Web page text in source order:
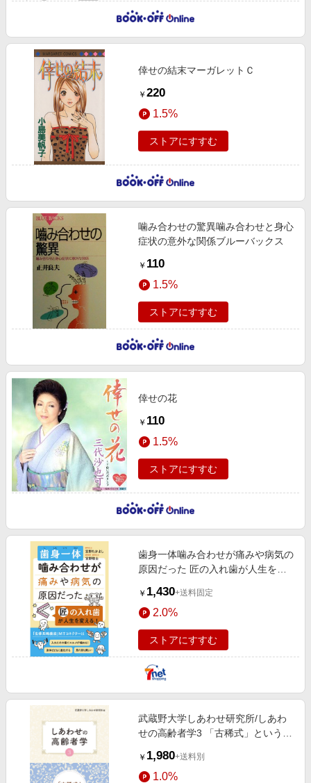
倖せの結末マーガレットＣ
￥ 220
1.5%
ストアにすすむ
噛み合わせの驚異噛み合わせと身心
症状の意外な関係ブルーバックス
￥ 110
1.5%
ストアにすすむ
倖せの花
￥ 110
1.5%
ストアにすすむ
歯身一体噛み合わせが痛みや病気の
原因だった 匠の入れ歯が人生を変
￥ 1,430+送料固定
2.0%
ストアにすすむ
武蔵野大学しあわせ研究所/しあわ
せの高齢者学3 「古稀式」という試
￥ 1,980+送料別
1.0%